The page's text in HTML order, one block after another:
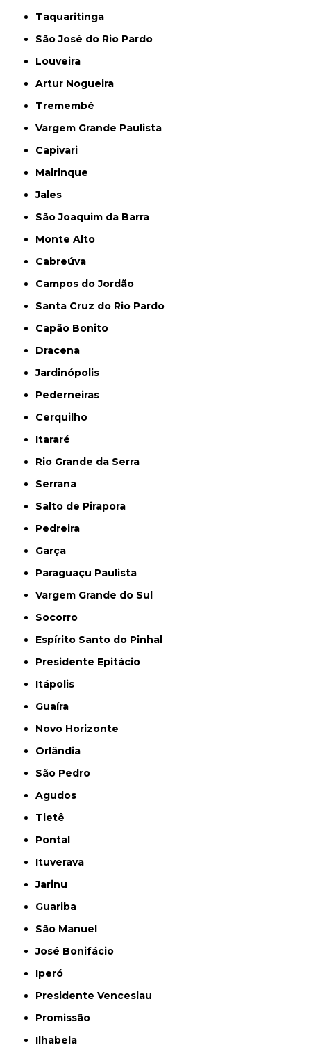
Taquaritinga
São José do Rio Pardo
Louveira
Artur Nogueira
Tremembé
Vargem Grande Paulista
Capivari
Mairinque
Jales
São Joaquim da Barra
Monte Alto
Cabreúva
Campos do Jordão
Santa Cruz do Rio Pardo
Capão Bonito
Dracena
Jardinópolis
Pederneiras
Cerquilho
Itararé
Rio Grande da Serra
Serrana
Salto de Pirapora
Pedreira
Garça
Paraguaçu Paulista
Vargem Grande do Sul
Socorro
Espírito Santo do Pinhal
Presidente Epitácio
Itápolis
Guaíra
Novo Horizonte
Orlândia
São Pedro
Agudos
Tietê
Pontal
Ituverava
Jarinu
Guariba
São Manuel
José Bonifácio
Iperó
Presidente Venceslau
Promissão
Ilhabela